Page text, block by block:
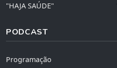
"HAJA SAÚDE"
PODCAST
Programação